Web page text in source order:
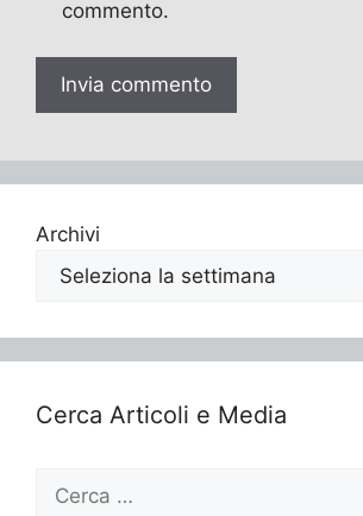
commento.
Archivi
Cerca Articoli e Media
per: